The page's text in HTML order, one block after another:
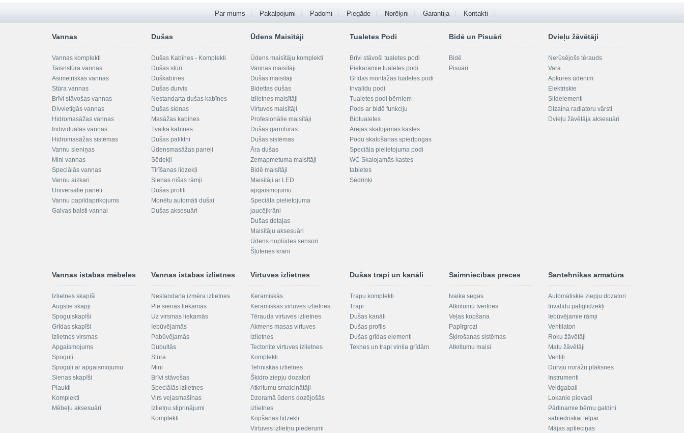
Par mums Pakalpojumi Padomi Piegāde Norēķini Garantija Kontakti
Vannas
Vannas komplekti
Taisnstūra vannas
Asimetriskās vannas
Stūra vannas
Brīvi stāvošas vannas
Divvietīgās vannas
Hidromasāžas vannas
Individuālās vannas
Hidromasāžas sistēmas
Vannu sieniņas
Mini vannas
Speciālās vannas
Vannu aizkari
Universālie paneļi
Vannu papildaprīkojums
Galvas balsti vannai
Dušas
Dušas Kabīnes - Komplekti
Dušas stūri
Duškabīnes
Dušas durvis
Nestandarta dušas kabīnes
Dušas sienas
Masāžas kabīnes
Tvaika kabīnes
Dušas paliktņi
Ūdensmasāžas paneļi
Sēdekļi
Tīrīšanas līdzekļi
Sienas nišas rāmji
Dušas profili
Monētu automāti dušai
Dušas aksesuāri
Ūdens Maisītāji
Ūdens maisītāju komplekti
Vannas maisītāji
Dušas maisītāji
Bidettas dušas
Izlietnes maisītāji
Virtuves maisītāji
Profesionālie maisītāji
Dušas garnitūras
Dušas sistēmas
Āra dušas
Zemapmetuma maisītāji
Bidē maisītāji
Maisītāji ar LED
apgaismojumu
Speciāla pielietojuma
jaucējkrāni
Dušas detaļas
Maisītāju aksesuāri
Ūdens noplūdes sensori
Šļūtenes krāni
Tualetes Podi
Brīvi stāvoši tualetes podi
Piekaramie tualetes podi
Grīdas montāžas tualetes podi
Invalīdu podi
Tualetes podi bērniem
Pods ar bidē funkciju
Biotualetes
Ārējās skalojamās kastes
Podu skalošanas spiedpogas
Speciāla pielietojuma podi
WC Skalojamās kastes
tabletes
Sēdriņķi
Bidē un Pisuāri
Bidē
Pisuāri
Dvieļu žāvētāji
Nerūsējošs tērauds
Vara
Apkures ūdenim
Elektriskie
Sildelementi
Dizaina radiatoru vārsti
Dvieļu žāvētāja aksesuāri
Vannas istabas mēbeles
Izlietnes skapīši
Augstie skapji
Spoguļskapīši
Grīdas skapīši
Izlietnes virsmas
Apgaismojums
Spoguļi
Spoguļi ar apgaismojumu
Sienas skapīši
Plaukti
Komplekti
Mēbeļu aksesuāri
Vannas istabas izlietnes
Nestandarta izmēra izlietnes
Pie sienas liekamās
Uz virsmas liekamās
Iebūvējamās
Pabūvējamās
Dubultās
Stūra
Mini
Brīvi stāvošas
Speciālās izlietnes
Virs veļasmašīnas
Izlietņu stiprinājumi
Komplekti
Virtuves izlietnes
Keramiskās
Keramiskās virtuves izlietnes
Tērauda virtuves izlietnes
Akmens masas virtuves
izlietnes
Tectonite virtuves izlietnes
Komplekti
Tehniskās izlietnes
Šķidro ziepju dozatori
Atkritumu smalcinātāji
Dzeramā ūdens dozējošās
izlietnes
Kopšanas līdzekļi
Virtuves izlietņu piederumi
Dušas trapi un kanāli
Trapu komplekti
Trapi
Dušas kanāli
Dušas profils
Dušas grīdas elementi
Teknes un trapi vinila grīdām
Saimniecības preces
tvaika segas
Atkritumu tvertnes
Veļas kopšana
Papīrgrozi
Šķirošanas sistēmas
Atkritumu maisi
Santehnikas armatūra
Automātiskie ziepju dozatori
Invalīdu palīglīdzekļi
Iebūvējamie rāmji
Ventilatori
Roku žāvētāji
Matu žāvētāji
Ventiļi
Durvju norāžu plāksnes
Instrumenti
Veidgabali
Lokanie pievadi
Pārtinamie bērnu galdiņi
sabiedriskai telpai
Mājas aptieciņas